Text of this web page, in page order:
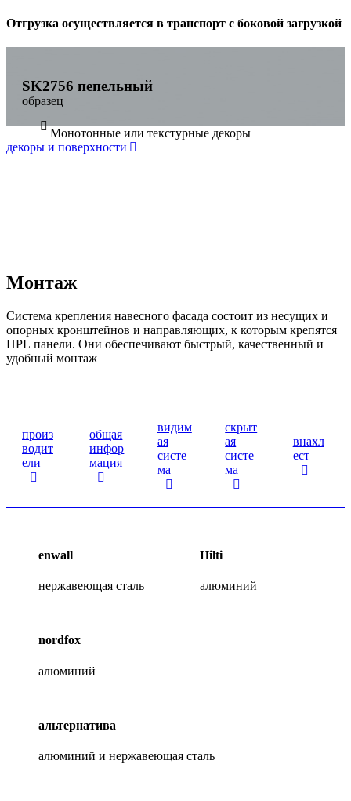
Отгрузка осуществляется в транспорт с боковой загрузкой
SK2756 пепельный
образец
Монотонные или текстурные декоры
декоры и поверхности
Монтаж
Система крепления навесного фасада состоит из несущих и
опорных кронштейнов и направляющих, к которым крепятся
НРL панели. Они обеспечивают быстрый, качественный и
удобный монтаж
произ
водит
ели
общая
инфор
мация
видим
ая
систе
ма
скрыт
ая
систе
ма
внахл
ест
enwall
нержавеющая сталь
Hilti
алюминий
nordfox
алюминий
альтернатива
алюминий и нержавеющая сталь